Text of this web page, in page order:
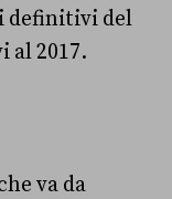
definitivi del
al 2017.
va da